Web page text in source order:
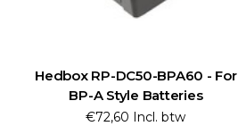
Hedbox RP-DC50-BPA60 - For
BP-A Style Batteries
€72,60 Incl. btw